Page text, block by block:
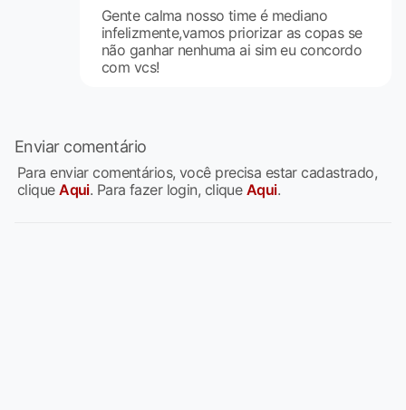
Gente calma nosso time é mediano
infelizmente,vamos priorizar as copas se
não ganhar nenhuma ai sim eu concordo
com vcs!
Enviar comentário
Para enviar comentários, você precisa estar cadastrado,
cliqueAqui. Para fazer login, clique Aqui.